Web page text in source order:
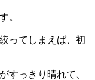
。
ってしまえば、初
すっきり晴れて、